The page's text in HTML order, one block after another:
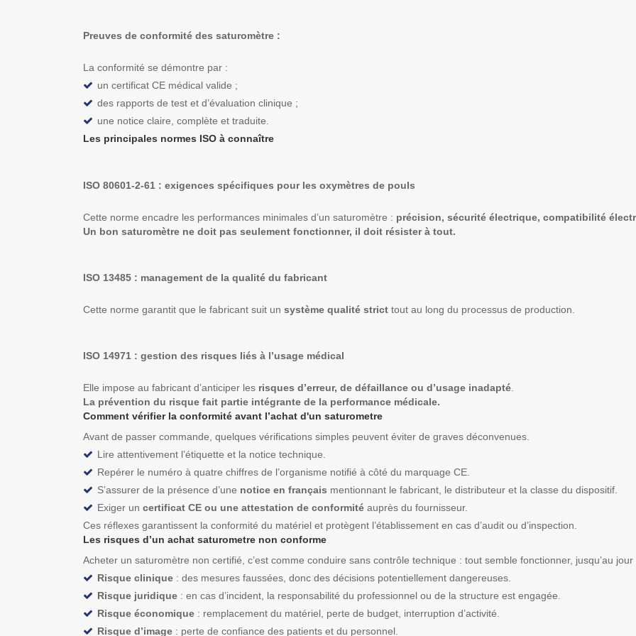
Preuves de conformité des saturomètre :
La conformité se démontre par :
un certificat CE médical valide ;
des rapports de test et d’évaluation clinique ;
une notice claire, complète et traduite.
Les principales normes ISO à connaître
ISO 80601-2-61 : exigences spécifiques pour les oxymètres de pouls
Cette norme encadre les performances minimales d’un saturomètre : précision, sécurité électrique, compatibilité
Un bon saturomètre ne doit pas seulement fonctionner, il doit résister à tout.
ISO 13485 : management de la qualité du fabricant
Cette norme garantit que le fabricant suit un système qualité strict tout au long du processus de production.
ISO 14971 : gestion des risques liés à l’usage médical
Elle impose au fabricant d’anticiper les risques d’erreur, de défaillance ou d’usage inadapté
La prévention du risque fait partie intégrante de la performance médicale.
Comment vérifier la conformité avant l’achat d'un saturometre
Avant de passer commande, quelques vérifications simples peuvent éviter de graves déconvenues.
Lire attentivement l’étiquette et la notice technique.
Repérer le numéro à quatre chiffres de l’organisme notifié à côté du marquage CE.
S’assurer de la présence d’une notice en français mentionnant le fabricant, le distributeur et la classe du dispositif.
Exiger un certificat CE ou une attestation de conformité auprès du fournisseur.
Ces réflexes garantissent la conformité du matériel et protègent l’établissement en cas d’audit ou d’inspection.
Les risques d’un achat saturometre non conforme
Acheter un saturomètre non certifié, c’est comme conduire sans contrôle technique : tout semble fonctionner, jusqu’au jour
Risque clinique : des mesures faussées, donc des décisions potentiellement dangereuses.
Risque juridique : en cas d’incident, la responsabilité du professionnel ou de la structure est engagée.
Risque économique : remplacement du matériel, perte de budget, interruption d’activité.
Risque d’image : perte de confiance des patients et du personnel.